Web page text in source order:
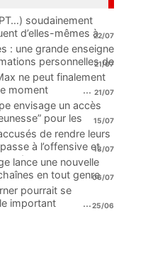
soudainement
d’elles-mêmes à
...
22/07
: une grande enseigne
personnelles de
...
21/07
ne peut finalement
moment
... 21/07
envisage un accès
pour les
...
15/07
de rendre leurs
à l’offensive et
...
13/07
lance une nouvelle
en tout genre06/07
pourrait se
important
...25/06